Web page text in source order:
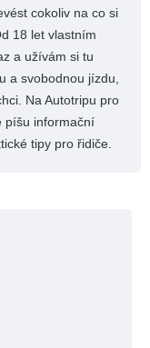
cokoliv na co si
18 let vlastním
a užívám si tu
a svobodnou jízdu,
Na Autotripu pro
píšu informační
tipy pro řidiče.